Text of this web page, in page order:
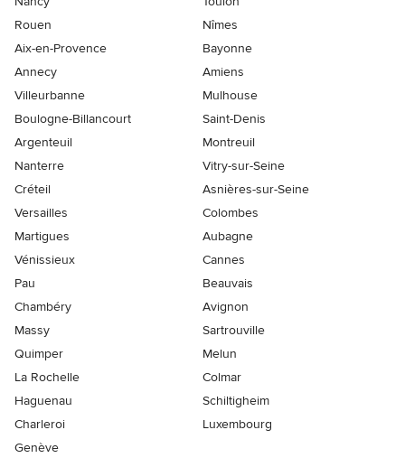
Rouen
Nîmes
Aix-en-Provence
Bayonne
Annecy
Amiens
Villeurbanne
Mulhouse
Boulogne-Billancourt
Saint-Denis
Argenteuil
Montreuil
Nanterre
Vitry-sur-Seine
Créteil
Asnières-sur-Seine
Versailles
Colombes
Martigues
Aubagne
Vénissieux
Cannes
Pau
Beauvais
Chambéry
Avignon
Massy
Sartrouville
Quimper
Melun
La Rochelle
Colmar
Haguenau
Schiltigheim
Charleroi
Luxembourg
Genève